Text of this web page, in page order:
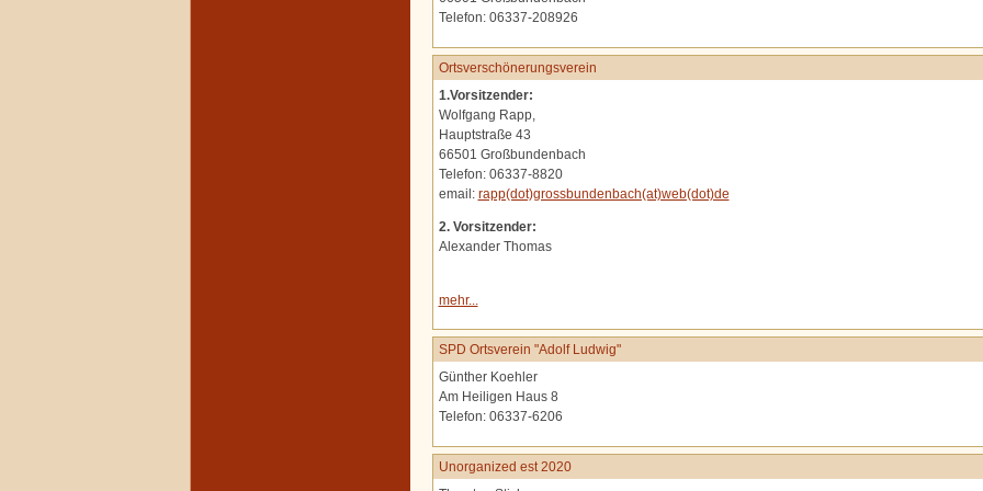
Telefon: 06337-208926
Ortsverschönerungsverein
1.Vorsitzender:
Wolfgang Rapp,
Hauptstraße 43
66501 Großbundenbach
Telefon: 06337-8820
email: rapp(dot)grossbundenbach(at)web(dot)de
2. Vorsitzender:
Alexander Thomas
mehr...
SPD Ortsverein "Adolf Ludwig"
Günther Koehler
Am Heiligen Haus 8
Telefon: 06337-6206
Unorganized est 2020